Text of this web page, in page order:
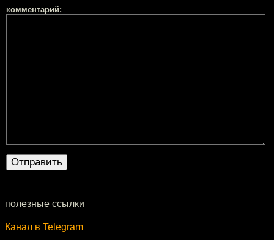
комментарий:
полезные ссылки
Канал в Telegram